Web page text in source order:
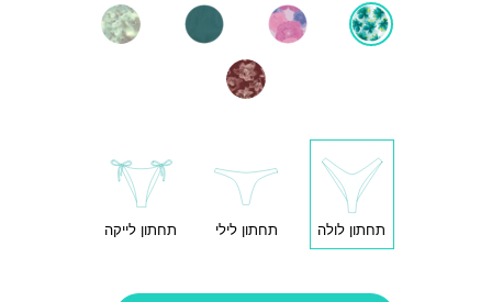
תחתון לולה תחתון לילי תחתון לייקה